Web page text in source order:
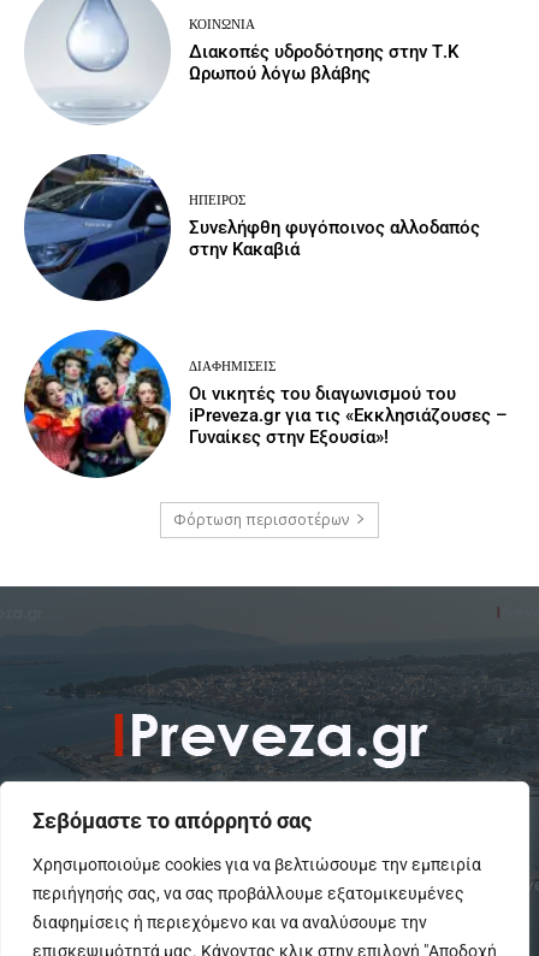
Σεβόμαστε το απόρρητό σας
Χρησιμοποιούμε cookies για να βελτιώσουμε την εμπειρία
περιήγησής σας, να σας προβάλλουμε εξατομικευμένες
διαφημίσεις ή περιεχόμενο και να αναλύσουμε την
επισκεψιμότητά μας. Κάνοντας κλικ στην επιλογή "Αποδοχή
ΚΟΙΝΩΝΙΑ
Διακοπές υδροδότησης στην Τ.Κ
Ωρωπού λόγω βλάβης
ΉΠΕΙΡΟΣ
Συνελήφθη φυγόποινος αλλοδαπός
στην Κακαβιά
ΔΙΑΦΗΜΊΣΕΙΣ
Οι νικητές του διαγωνισμού του
iPreveza.gr για τις «Εκκλησιάζουσες –
Γυναίκες στην Εξουσία»!
Φόρτωση περισσοτέρων
To IPreveza.gr είναι μια σύγχρονη ενημερωτική ιστοσελίδα για την
Πρέβεζα, Πάργα, Φιλιππιάδα και την Ήπειρο σε θέματα Κοινωνικά,
Πολιτικά, Αθλητικά και Πολιτιστικά.